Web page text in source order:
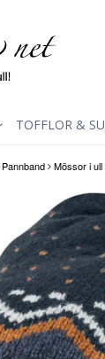
Mössor i ull
TOFFLOR &